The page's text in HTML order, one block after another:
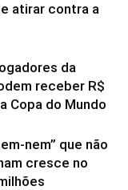
atirar contra a
da
receber R$
Copa do Mundo
nem” que não
cresce no